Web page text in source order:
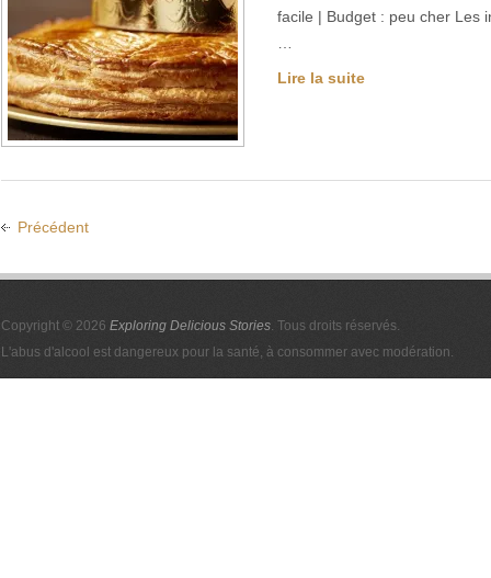
facile | Budget : peu cher Les
Lire la suite
Précédent
Copyright © 2026 Exploring Delicious Stories. Tous droits réservés.
L'abus d'alcool est dangereux pour la santé, à consommer avec modération.